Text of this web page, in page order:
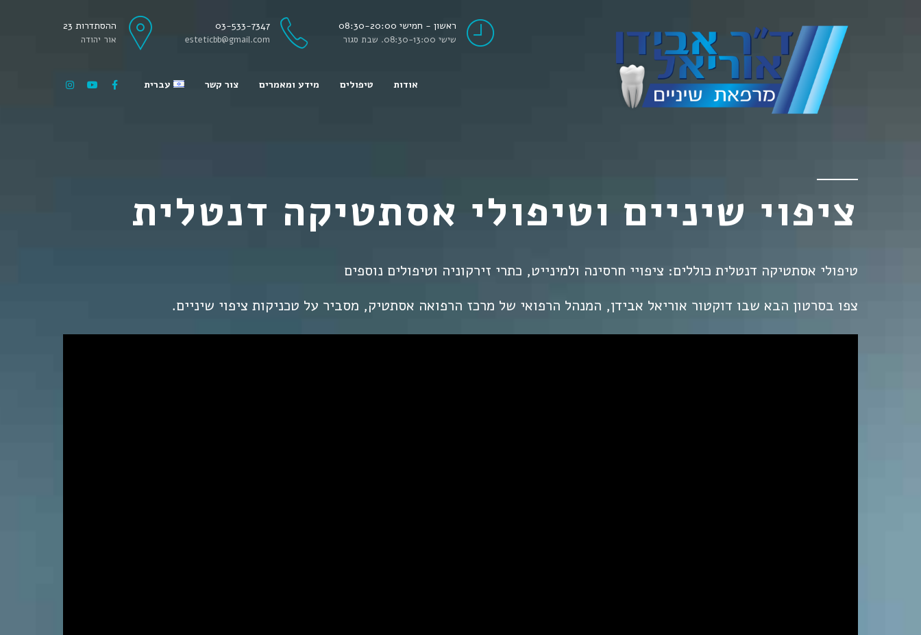
ראשון - חמישי 08:30-20:00
שישי 08:30-13:00. שבת סגור
03-533-7347
esteticbb@gmail.com
ההסתדרות 23
אור יהודה
אודות טיפולים מידע ומאמרים צור קשר עברית
ציפוי שיניים וטיפולי אסתטיקה דנטלית
טיפולי אסתטיקה דנטלית כוללים: ציפויי חרסינה ולמינייט, כתרי זירקוניה וטיפולים נוספים
צפו בסרטון הבא שבו דוקטור אוריאל אבידן, המנהל הרפואי של מרכז הרפואה אסתטיק, מסביר על טכניקות ציפוי שיניים.